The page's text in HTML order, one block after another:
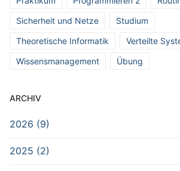
Sicherheit und Netze
Studium
Theoretische Informatik
Verteilte
Wissensmanagement
Übung
ARCHIV
2026 (9)
2025 (2)